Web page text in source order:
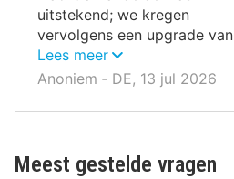
uitstekend; we kregen
vervolgens een upgrade van
een gewone
tweepersoonskamer naar een
Lees meer
Anoniem ‐ DE, 13 jul 2026
Meest gestelde vragen